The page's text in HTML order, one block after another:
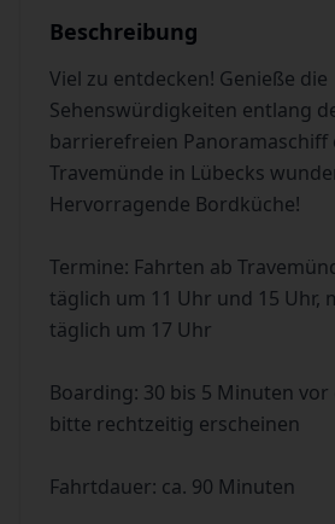
Beschreibung
Viel zu entdecken! Genieße die
Sehenswürdigkeiten entlang
barrierefreien Panoramaschiff
Travemünde in Lübecks
Hervorragende Bordküche!
Termine: Fahrten ab
täglich um 11 Uhr und 15 Uhr,
täglich um 17 Uhr
Boarding: 30 bis 5 Minuten
bitte rechtzeitig erscheinen
Fahrtdauer: ca. 90 Minuten